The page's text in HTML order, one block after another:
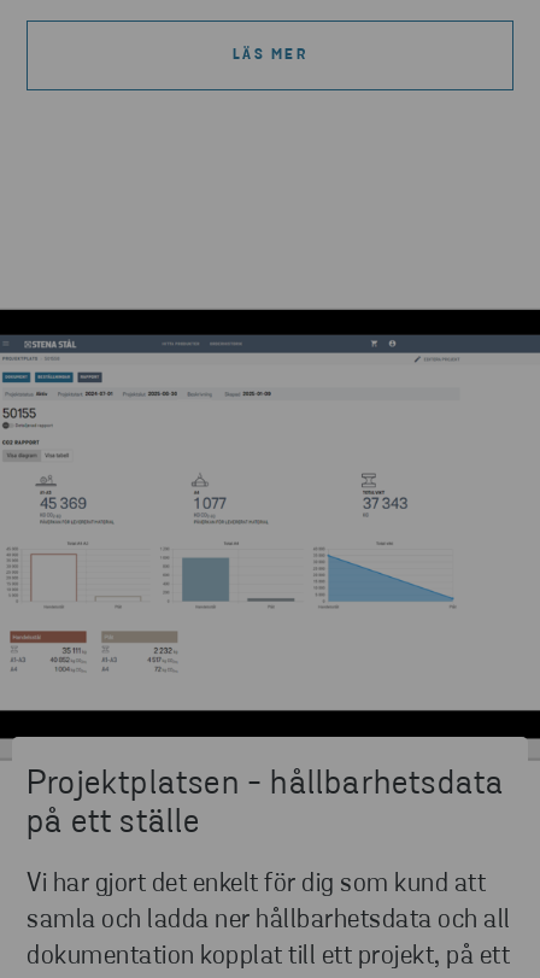
LÄS MER
Projektplatsen - hållbarhetsdata
på ett ställe
Vi har gjort det enkelt för dig som kund att
samla och ladda ner hållbarhetsdata och all
dokumentation kopplat till ett projekt, på ett